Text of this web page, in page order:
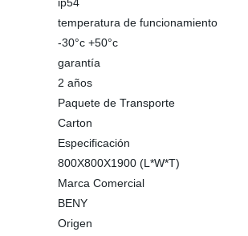
temperatura de funcionamiento
-30°c +50°c
garantía
2 años
Paquete de Transporte
Carton
Especificación
800X800X1900 (L*W*T)
Marca Comercial
BENY
Origen